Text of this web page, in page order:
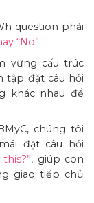
question phải
“No”.
vững cấu trúc
tập đặt câu hỏi
khác nhau để
chúng tôi
đặt câu hỏi
, giúp con
giao tiếp chủ